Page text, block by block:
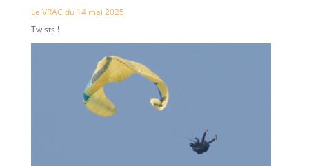
Le VRAC du 14 mai 2025
Twists !